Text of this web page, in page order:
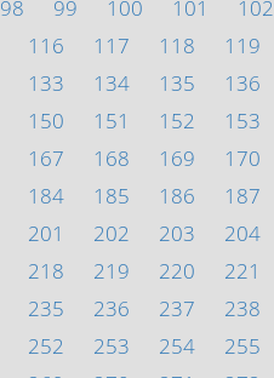
98 99 100 101 102
116 117 118 119
133 134 135 136
150 151 152 153
167 168 169 170
184 185 186 187
201 202 203 204
218 219 220 221
235 236 237 238
252 253 254 255